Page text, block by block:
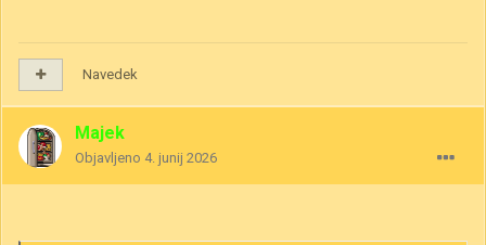
Navedek
Majek
Objavljeno 4. junij 2026